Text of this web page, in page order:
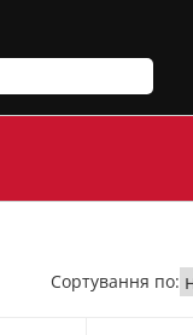
Сортування по: